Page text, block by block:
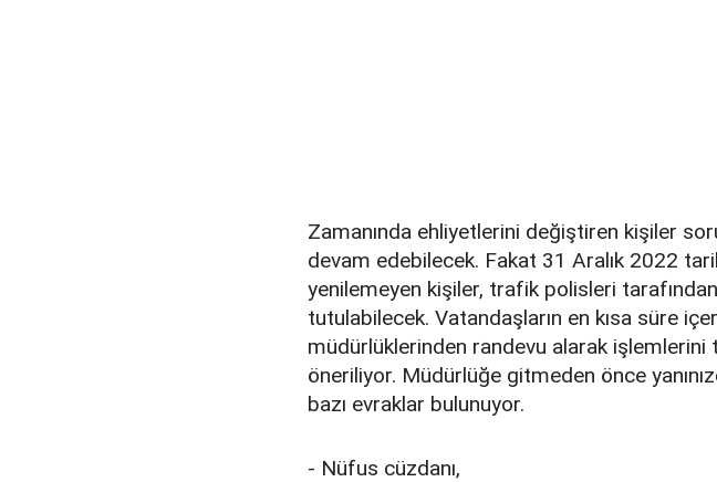
Zamanında ehliyetlerini değiştiren kişiler
devam edebilecek. Fakat 31 Aralık 2022
yenilemeyen kişiler, trafik polisleri
tutulabilecek. Vatandaşların en kısa süre
müdürlüklerinden randevu alarak işlemlerini
öneriliyor. Müdürlüğe gitmeden önce
bazı evraklar bulunuyor.
- Nüfus cüzdanı,